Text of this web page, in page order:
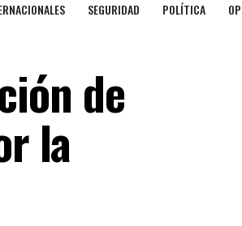
SEGURIDAD POLÍTICA
de
la